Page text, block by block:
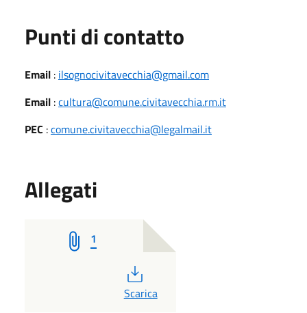
Punti di contatto
Email : ilsognocivitavecchia@gmail.com
Email :cultura@comune.civitavecchia.rm.it
PEC :comune.civitavecchia@legalmail.it
Allegati
1
PDF
Scarica